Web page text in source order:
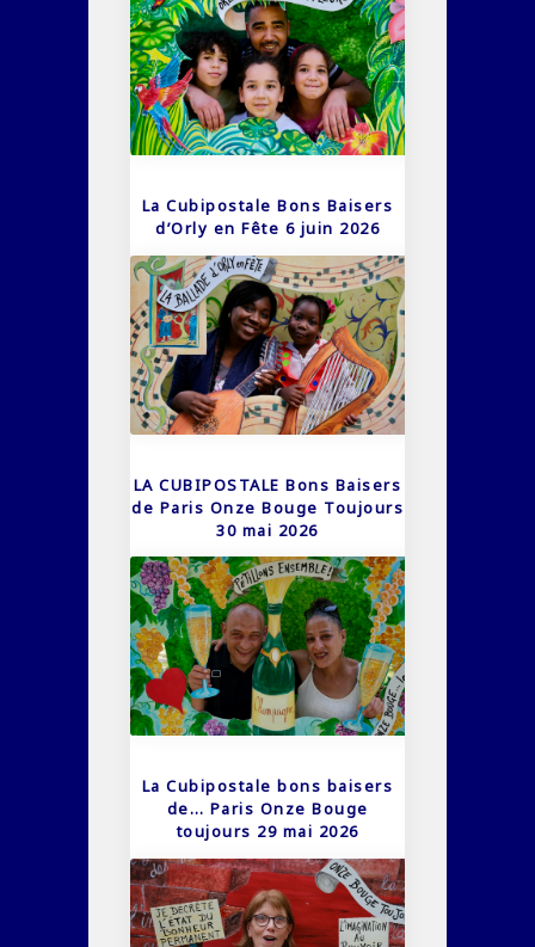
La Cubipostale Bons Baisers
d’Orly en Fête 6 juin 2026
LA CUBIPOSTALE Bons Baisers
de Paris Onze Bouge Toujours
30 mai 2026
La Cubipostale bons baisers
de… Paris Onze Bouge
toujours 29 mai 2026